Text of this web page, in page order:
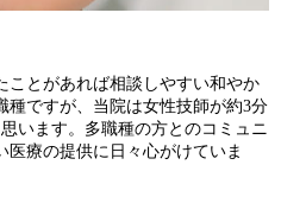
ことがあれば相談しやすい和やか
種ですが、当院は女性技師が約3分
います。多職種の方とのコミュニ
療の提供に日々心がけていま